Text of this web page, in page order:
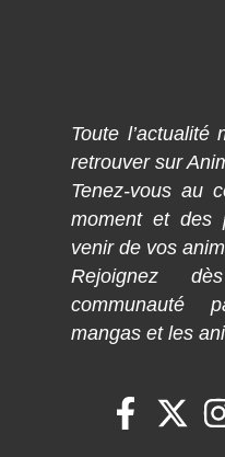
Toute
retrouver sur
Tenez-vous au
moment et des
venir de vos
Rejoignez
communauté
mangas et les